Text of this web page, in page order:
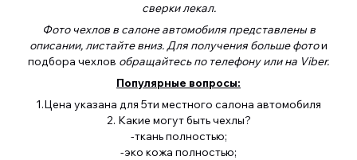
сверки лекал.
Фото чехлов в салоне автомобиля представлены в
описании, листайте вниз. Для получения больше фотои
подбора чехлов обращайтесь по телефону или на Viber.
Популярные вопросы:
1.Цена указана для 5ти местного салона автомобиля
2. Какие могут быть чехлы?
-ткань полностью;
-эко кожа полностью;